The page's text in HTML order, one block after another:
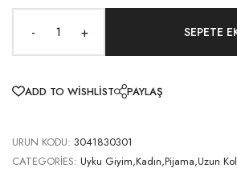
- +
ADD TO WISHLIST PAYLAŞ
URUN KODU: 3041830301
CATEGORIES: Uyku Giyim,Kadın,Pijama,Uzun Kol